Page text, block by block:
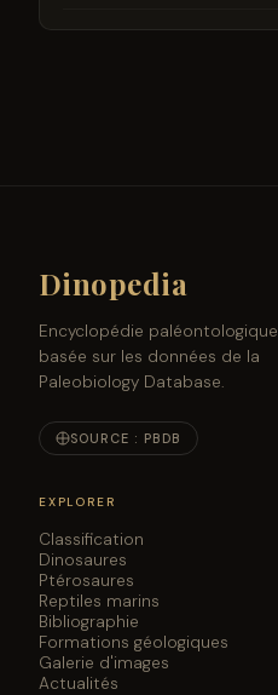
Dinopedia
Encyclopédie paléontologique
basée sur les données de la
Paleobiology Database.
SOURCE : PBDB
EXPLORER
Classification
Dinosaures
Ptérosaures
Reptiles marins
Bibliographie
Formations géologiques
Galerie d'images
Actualités